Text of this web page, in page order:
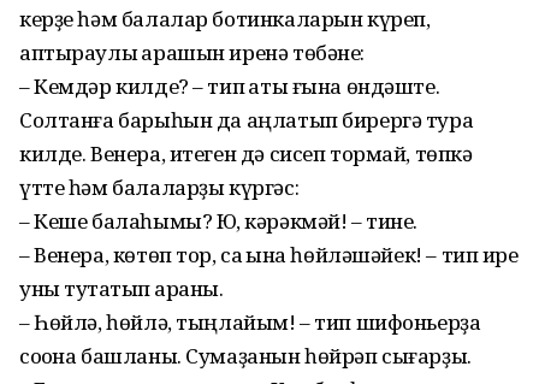
керҙе һәм балалар ботинкаларын күреп,
аптыраулы ҡарашын иренә төбәне:
– Кемдәр килде? – тип ҡаты ғына өндәште.
Солтанға барыһын да аңлатып бирергә тура
килде. Венера, итеген дә сисеп тормай, төпкә
үтте һәм балаларҙы күргәс:
– Кеше балаһымы? Юҡ, кәрәкмәй! – тине.
– Венера, көтөп тор, саҡ ҡына һөйләшәйек! – тип ире
уны туҡтатып ҡараны.
– Һөйлә, һөйлә, тыңлайым! – тип шифоньерҙа
соҡона башланы. Сумаҙанын һөйрәп сығарҙы.